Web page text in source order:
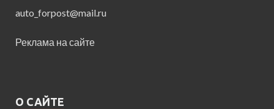
auto_forpost@mail.ru
Реклама на сайте
О САЙТЕ